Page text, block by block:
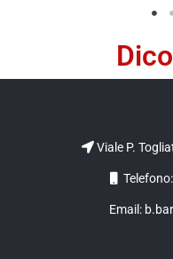
Viale P.
Email: